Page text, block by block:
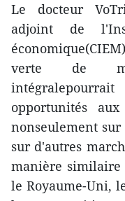
Le docteur
adjoint de
verte de
opportunités
nonseulement
sur d'autres
manière similaire
le Royaume-Uni,